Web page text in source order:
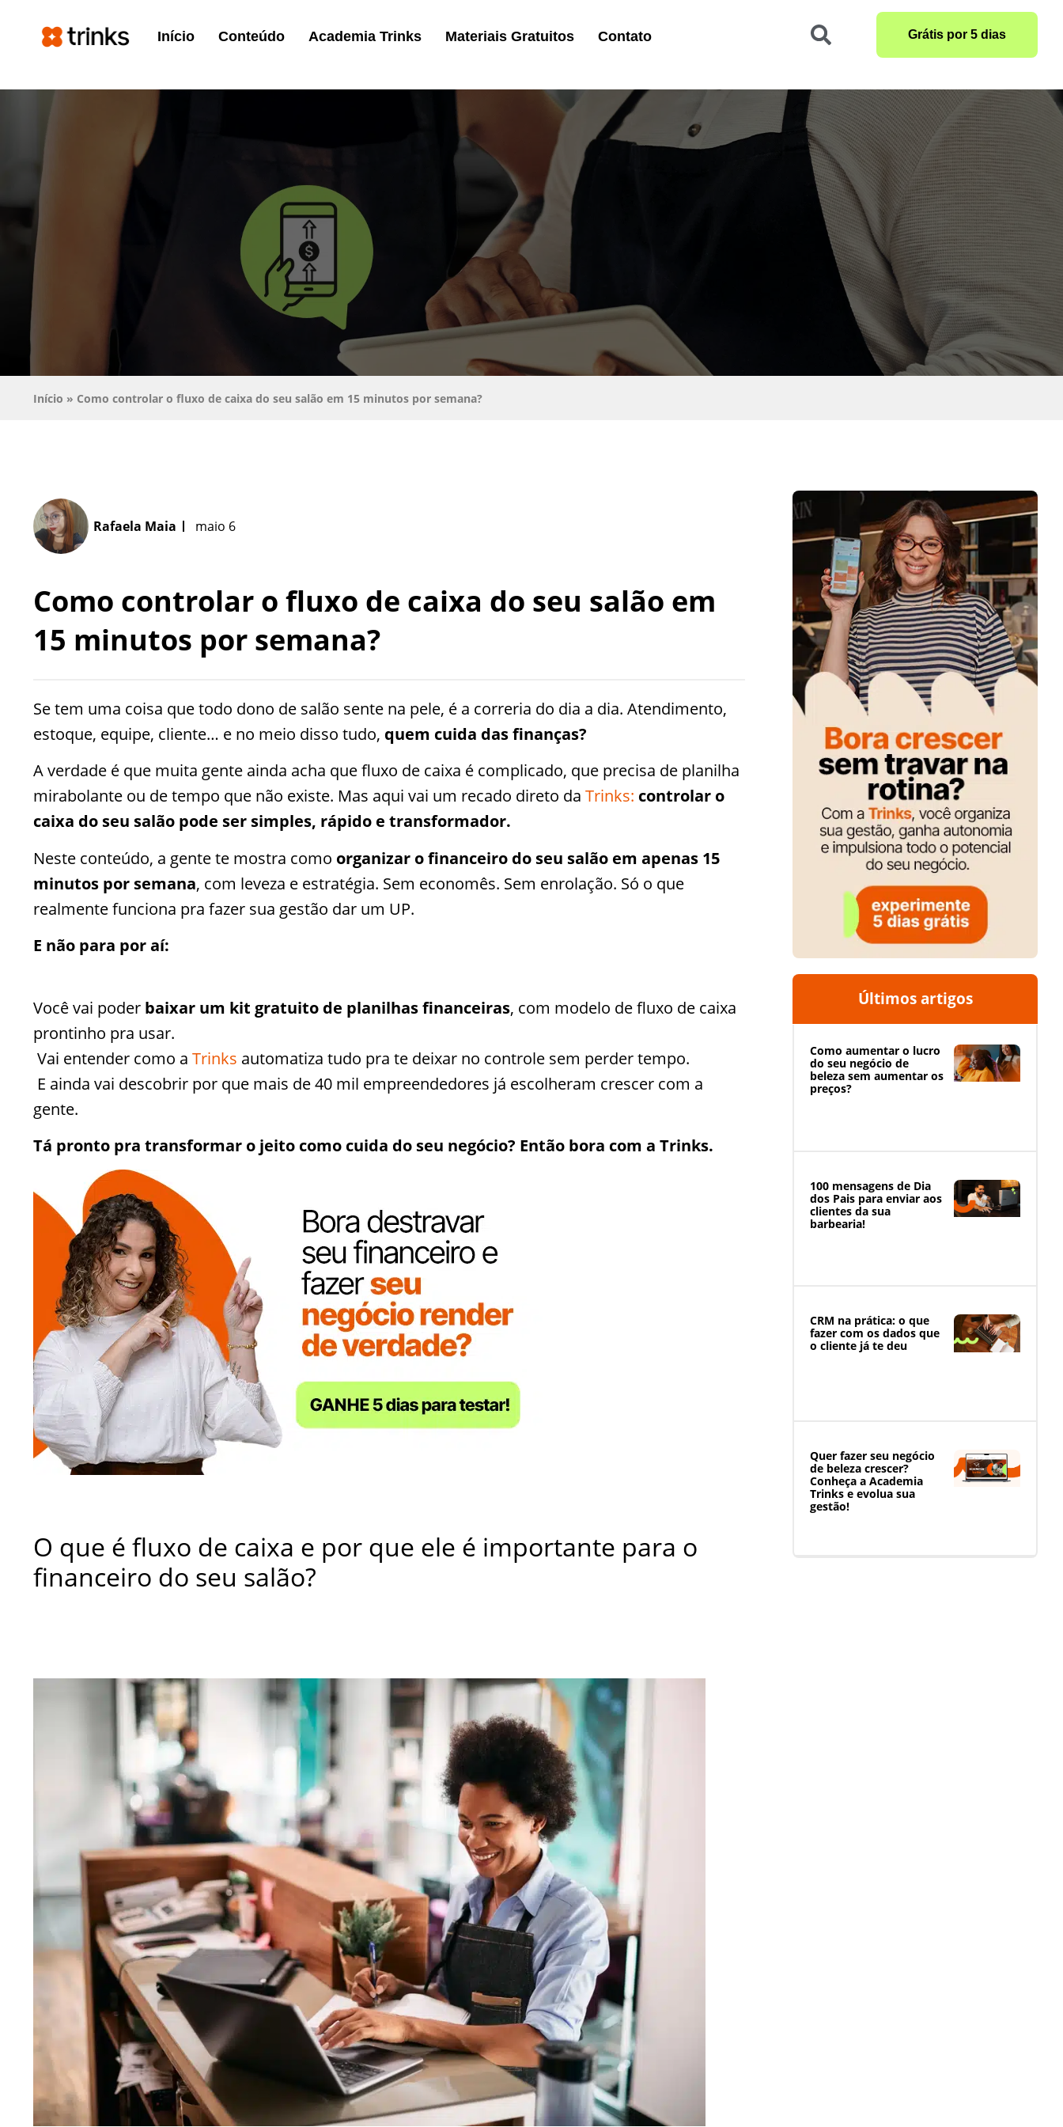
Início Conteúdo Academia Trinks Materiais Gratuitos Contato Grátis por 5 dias
Início » Como controlar o fluxo de caixa do seu salão em 15 minutos por semana?
Rafaela Maia maio 6
Como controlar o fluxo de caixa do seu salão em
15 minutos por semana?
Se tem uma coisa que todo dono de salão sente na pele, é a correria do dia a dia. Atendimento,
estoque, equipe, cliente… e no meio disso tudo, quem cuida das finanças?
A verdade é que muita gente ainda acha que fluxo de caixa é complicado, que precisa de planilha
mirabolante ou de tempo que não existe. Mas aqui vai um recado direto da Trinks: controlar o
caixa do seu salão pode ser simples, rápido e transformador.
Neste conteúdo, a gente te mostra como organizar o financeiro do seu salão em apenas 15
minutos por semana, com leveza e estratégia. Sem economês. Sem enrolação. Só o que
realmente funciona pra fazer sua gestão dar um UP.
E não para por aí:
Você vai poder baixar um kit gratuito de planilhas financeiras, com modelo de fluxo de caixa
prontinho pra usar.
Vai entender como a Trinks automatiza tudo pra te deixar no controle sem perder tempo.
E ainda vai descobrir por que mais de 40 mil empreendedores já escolheram crescer com a
gente.
Tá pronto pra transformar o jeito como cuida do seu negócio? Então bora com a Trinks.
O que é fluxo de caixa e por que ele é importante para o
financeiro do seu salão?
Últimos artigos
Como aumentar o lucro
do seu negócio de
beleza sem aumentar os
preços?
100 mensagens de Dia
dos Pais para enviar aos
clientes da sua
barbearia!
CRM na prática: o que
fazer com os dados que
o cliente já te deu
Quer fazer seu negócio
de beleza crescer?
Conheça a Academia
Trinks e evolua sua
gestão!